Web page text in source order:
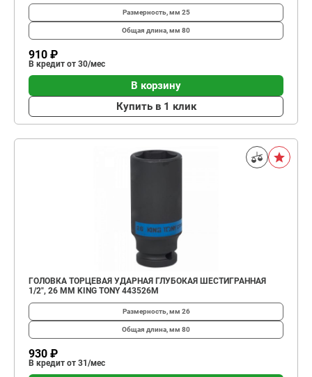
Размерность, мм 25
Общая длина, мм 80
910 ₽
В кредит от 30/мес
В корзину
Купить в 1 клик
ГОЛОВКА ТОРЦЕВАЯ УДАРНАЯ ГЛУБОКАЯ ШЕСТИГРАННАЯ
1/2", 26 ММ KING TONY 443526M
Размерность, мм 26
Общая длина, мм 80
930 ₽
В кредит от 31/мес